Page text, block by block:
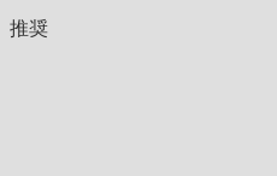
推奨